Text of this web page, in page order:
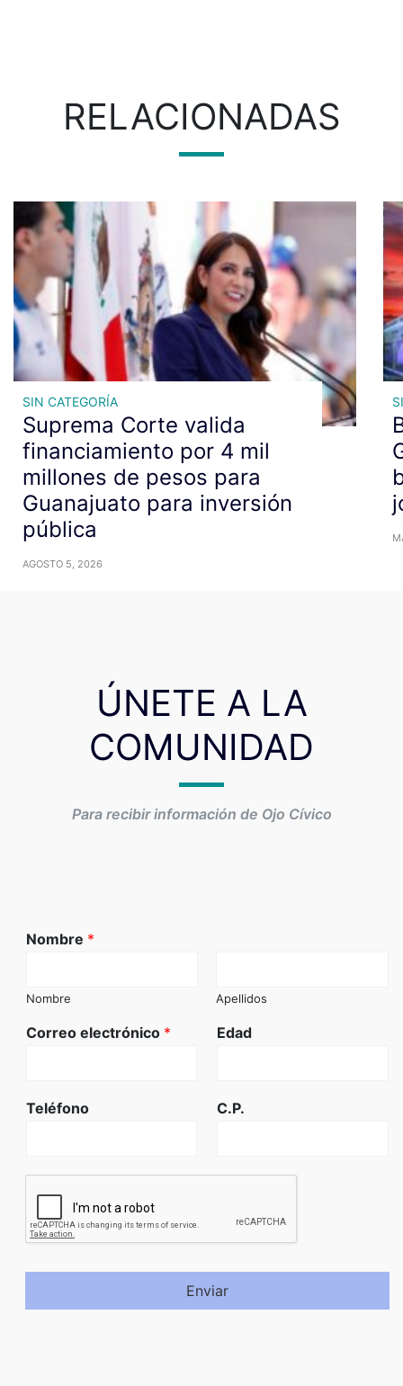
RELACIONADAS
SIN CATEGORÍA
Suprema Corte valida
financiamiento por 4 mil
millones de pesos para
Guanajuato para inversión
pública
AGOSTO 5, 2026
ÚNETE A LA
COMUNIDAD
Para recibir información de Ojo Cívico
Nombre *
Nombre Apellidos
Correo electrónico * Edad
Teléfono C.P.
Enviar